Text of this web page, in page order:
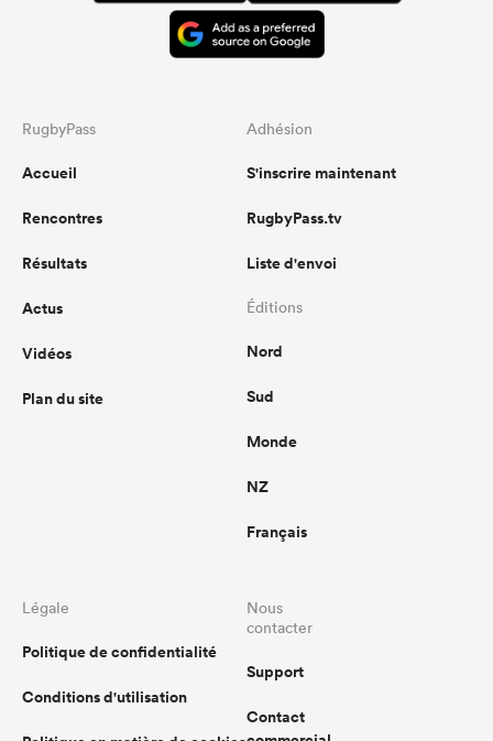
RugbyPass
Accueil
Rencontres
Résultats
Actus
Vidéos
Plan du site
Adhésion
S'inscrire maintenant
RugbyPass.tv
Liste d'envoi
Éditions
Nord
Sud
Monde
NZ
Français
Légale
Politique de confidentialité
Conditions d'utilisation
Nous
contacter
Support
Contact